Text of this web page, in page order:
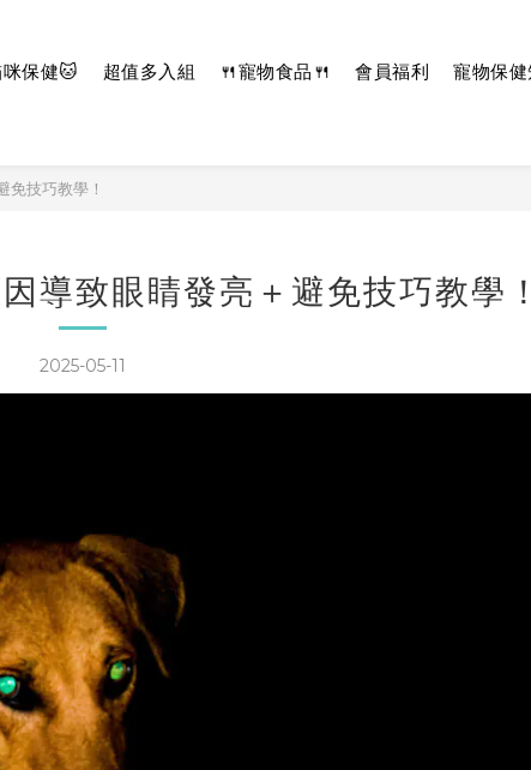
保健🐱 超值多入組 🍴寵物食品🍴 會員福利 寵物保
免技巧教學！
導致眼睛發亮＋避免技巧教學
2025-05-11